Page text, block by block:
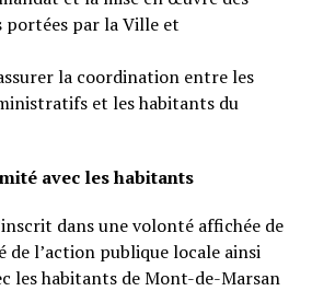
portées par la Ville et
la coordination entre les
et les habitants du
avec les habitants
dans une volonté affichée de
de l’action publique locale ainsi
les habitants de Mont-de-Marsan